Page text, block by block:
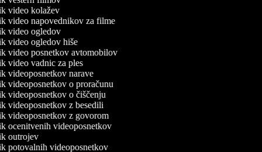
video kolažev
video napovednikov za filme
video ogledov
video ogledov hiše
video posnetkov avtomobilov
video vadnic za ples
videoposnetkov narave
videoposnetkov o proračunu
videoposnetkov o čiščenju
videoposnetkov z besedili
videoposnetkov z govorom
ocenitvenih videoposnetkov
outrojev
potovalnih videoposnetkov